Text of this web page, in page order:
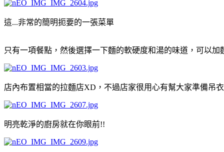
這...非常的簡明扼要的一張菜單
只有一項餐點，然後選擇一下麵的軟硬度和湯的味道，可以加
店內布置相當的拉麵店XD，不過店家很用心有幫大家準備吊
明亮乾淨的廚房就在你眼前!!